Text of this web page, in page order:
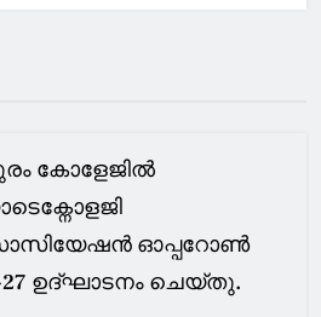
കോളേജിൽ
ഓപ്പറോൺ
-27 ഉദ്ഘാടനം ചെയ്തു.